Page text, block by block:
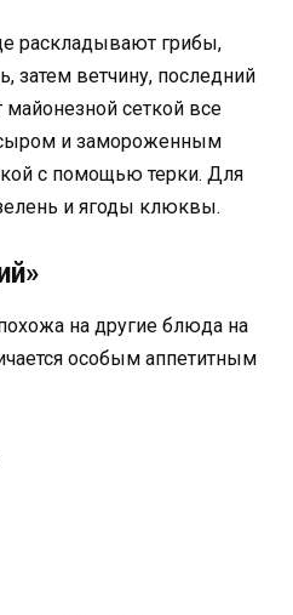
раскладывают грибы,
затем ветчину, последний
сеткой все
и замороженным
с помощью терки. Для
и ягоды клюквы.
на другие блюда на
особым аппетитным